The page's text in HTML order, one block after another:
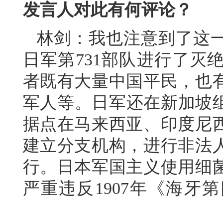
发言人对此有何评论？
林剑：我也注意到了这
日军第731部队进行了灭
者既有大量中国平民，也
军人等。日军还在新加坡
据点在马来西亚、印度尼
建立分支机构，进行非法
行。日本军国主义使用细
严重违反1907年《海牙